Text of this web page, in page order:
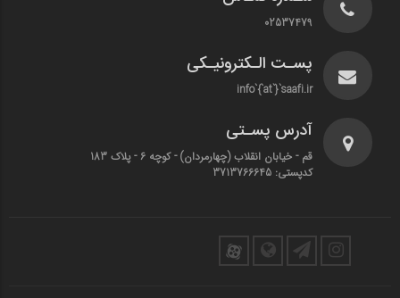
02537479
پسـت الـکترونیـکی
info`{`at`}`saafi.ir
آدرس پسـتی
قم - خیابان انقلاب (چهارمردان)‌ - کوچه 6 - پلاک 183
کدپستی: 3713766645